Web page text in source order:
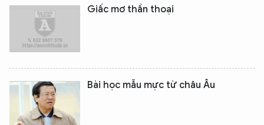
Giấc mơ thần thoại
Bài học mẫu mực từ châu Âu